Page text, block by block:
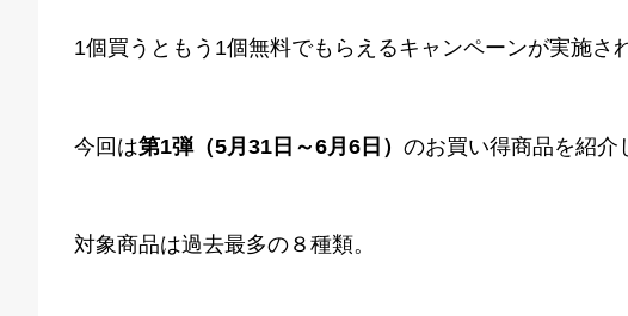
1個買うともう1個無料でもらえるキャンペーンが実施さ
今回は第1弾（5月31日～6月6日） のお買い得商品を紹介
対象商品は過去最多の８種類。